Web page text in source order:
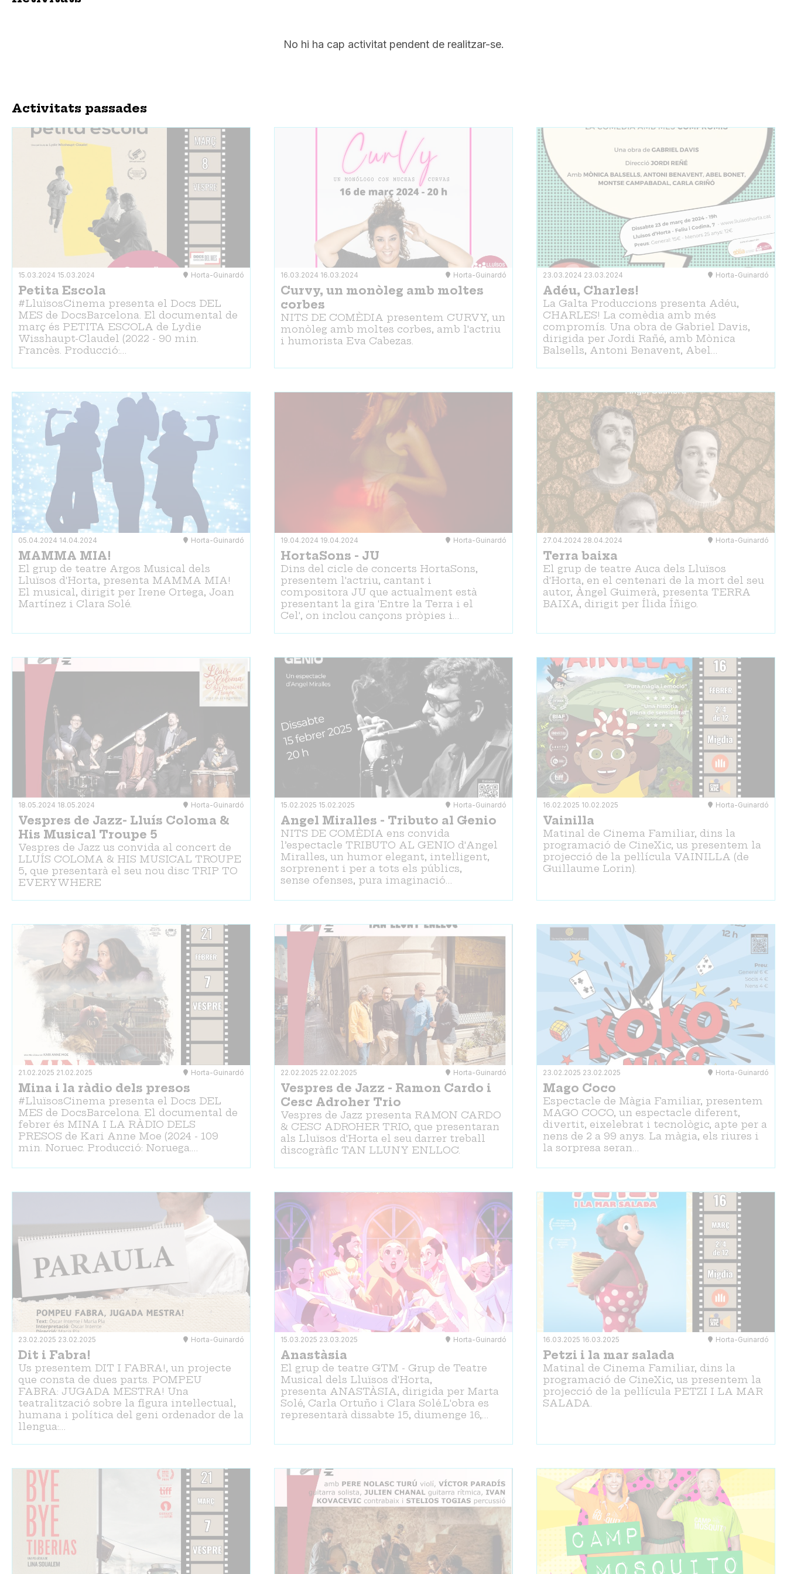
No hi ha cap activitat pendent de realitzar-se.
Activitats passades
15.03.2024 15.03.2024 Horta-Guinardó
Petita Escola
#LluïsosCinema presenta el Docs DEL
MES de DocsBarcelona. El documental de
març és PETITA ESCOLA de Lydie
Wisshaupt-Claudel (2022 - 90 min.
Francès. Producció:…
16.03.2024 16.03.2024 Horta-Guinardó
Curvy, un monòleg amb moltes
corbes
NITS DE COMÈDIA presentem CURVY, un
monòleg amb moltes corbes, amb l'actriu
i humorista Eva Cabezas.
23.03.2024 23.03.2024 Horta-Guinardó
Adéu, Charles!
La Galta Produccions presenta Adéu,
CHARLES! La comèdia amb més
compromís. Una obra de Gabriel Davis,
dirigida per Jordi Rañé, amb Mònica
Balsells, Antoni Benavent, Abel…
05.04.2024 14.04.2024 Horta-Guinardó
MAMMA MIA!
El grup de teatre Argos Musical dels
Lluïsos d'Horta, presenta MAMMA MIA!
El musical, dirigit per Irene Ortega, Joan
Martínez i Clara Solé.
19.04.2024 19.04.2024 Horta-Guinardó
HortaSons - JU
Dins del cicle de concerts HortaSons,
presentem l'actriu, cantant i
compositora JU que actualment està
presentant la gira 'Entre la Terra i el
Cel', on inclou cançons pròpies i…
27.04.2024 28.04.2024 Horta-Guinardó
Terra baixa
El grup de teatre Auca dels Lluïsos
d'Horta, en el centenari de la mort del seu
autor, Àngel Guimerà, presenta TERRA
BAIXA, dirigit per Ílida Íñigo.
18.05.2024 18.05.2024 Horta-Guinardó
Vespres de Jazz- Lluís Coloma &
His Musical Troupe 5
Vespres de Jazz us convida al concert de
LLUÍS COLOMA & HIS MUSICAL TROUPE
5, que presentarà el seu nou disc TRIP TO
EVERYWHERE
15.02.2025 15.02.2025 Horta-Guinardó
Angel Miralles - Tributo al Genio
NITS DE COMÈDIA ens convida
l’espectacle TRIBUTO AL GENIO d'Angel
Miralles, un humor elegant, intel·ligent,
sorprenent i per a tots els públics,
sense ofenses, pura imaginació…
16.02.2025 10.02.2025 Horta-Guinardó
Vainilla
Matinal de Cinema Familiar, dins la
programació de CineXic, us presentem la
projecció de la pel·lícula VAINILLA (de
Guillaume Lorin).
21.02.2025 21.02.2025 Horta-Guinardó
Mina i la ràdio dels presos
#LluïsosCinema presenta el Docs DEL
MES de DocsBarcelona. El documental de
febrer és MINA I LA RÀDIO DELS
PRESOS de Kari Anne Moe (2024 - 109
min. Noruec. Producció: Noruega.…
22.02.2025 22.02.2025 Horta-Guinardó
Vespres de Jazz - Ramon Cardo i
Cesc Adroher Trio
Vespres de Jazz presenta RAMON CARDO
& CESC ADROHER TRIO, que presentaran
als Lluïsos d'Horta el seu darrer treball
discogràfic TAN LLUNY ENLLOC.
23.02.2025 23.02.2025 Horta-Guinardó
Mago Coco
Espectacle de Màgia Familiar, presentem
MAGO COCO, un espectacle diferent,
divertit, eixelebrat i tecnològic, apte per a
nens de 2 a 99 anys. La màgia, els riures i
la sorpresa seran…
23.02.2025 23.02.2025 Horta-Guinardó
Dit i Fabra!
Us presentem DIT I FABRA!, un projecte
que consta de dues parts. POMPEU
FABRA: JUGADA MESTRA! Una
teatralització sobre la figura intel·lectual,
humana i política del geni ordenador de la
llengua:…
15.03.2025 23.03.2025 Horta-Guinardó
Anastàsia
El grup de teatre GTM - Grup de Teatre
Musical dels Lluïsos d'Horta,
presenta ANASTÀSIA, dirigida per Marta
Solé, Carla Ortuño i Clara Solé.L'obra es
representarà dissabte 15, diumenge 16,…
16.03.2025 16.03.2025 Horta-Guinardó
Petzi i la mar salada
Matinal de Cinema Familiar, dins la
programació de CineXic, us presentem la
projecció de la pel·lícula PETZI I LA MAR
SALADA.